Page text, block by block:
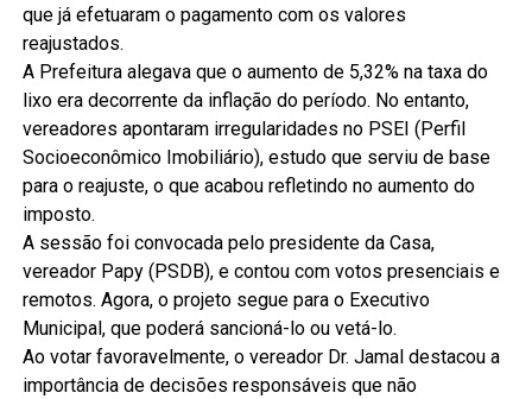
que já efetuaram o pagamento com os valores
reajustados.
A Prefeitura alegava que o aumento de 5,32% na taxa do
lixo era decorrente da inflação do período. No entanto,
vereadores apontaram irregularidades no PSEI (Perfil
Socioeconômico Imobiliário), estudo que serviu de base
para o reajuste, o que acabou refletindo no aumento do
imposto.
A sessão foi convocada pelo presidente da Casa,
vereador Papy (PSDB), e contou com votos presenciais e
remotos. Agora, o projeto segue para o Executivo
Municipal, que poderá sancioná-lo ou vetá-lo.
Ao votar favoravelmente, o vereador Dr. Jamal destacou a
importância de decisões responsáveis que não